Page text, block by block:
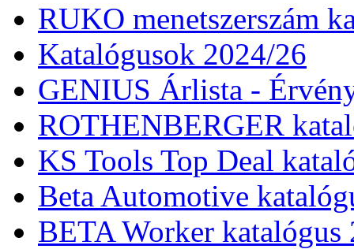
RUKO menetszerszám
Katalógusok 2024/26
GENIUS Árlista -
ROTHENBERGER
KS Tools Top Deal
Beta Automotive
BETA Worker katalógus